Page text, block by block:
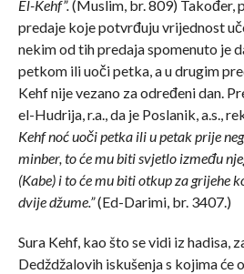
El-Kehf”. (Muslim, br. 809) Također,
predaje koje potvrđuju vrijednost
nekim od tih predaja spomenuto je
petkom ili uoči petka, a u drugim
Kehf nije vezano za određeni dan.
el-Hudrija, r.a., da je Poslanik, a.s.,
Kehf noć uoči petka ili u petak prije
minber, to će mu biti svjetlo između
(Kabe) i to će mu biti otkup za grijehe
dvije džume.”(Ed-Darimi, br. 3407.)
Sura Kehf, kao što se vidi iz hadisa,
Dedždžalovih iskušenja s kojima će